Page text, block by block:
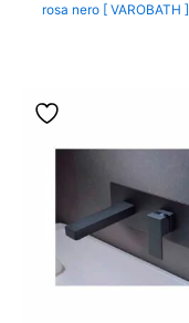
rosa nero [ VAROBATH ]